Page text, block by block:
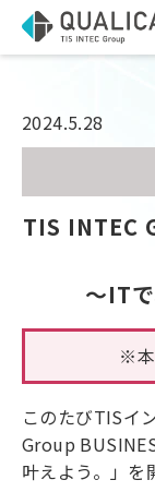
ソリューション・サー
2024.5.28
TIS INTEC
～IT
※本
このたびTISイ
Group
叶えよう。」を